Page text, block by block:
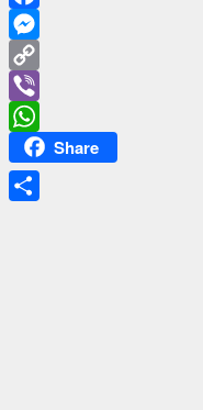
Facebook
Messenger
Copy
Link
Viber
WhatsApp
Share